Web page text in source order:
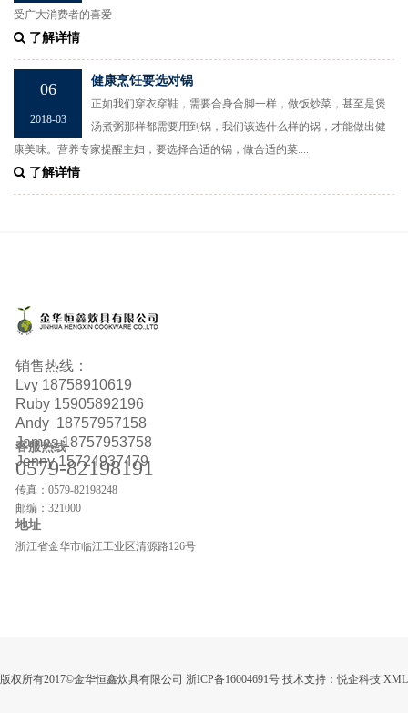
受广大消费者的喜爱
了解详情
06
2018-03
健康烹饪要选对锅
正如我们穿衣穿鞋，需要合身合脚一样，做饭炒菜，甚至是煲
汤煮粥那样都需要用到锅，我们该选什么样的锅，才能做出健
康美味。营养专家提醒主妇，要选择合适的锅，做合适的菜....
了解详情
销售热线：
Lvy 18758910619
Ruby 15905892196
Andy 18757957158
James 18757953758
Jenny 15724937479
客服热线
0579-82198191
传真：0579-82198248
邮编：321000
地址
浙江省金华市临江工业区清源路126号
版权所有2017©金华恒鑫炊具有限公司 浙ICP备16004691号 技术支持：悦企科技 XML